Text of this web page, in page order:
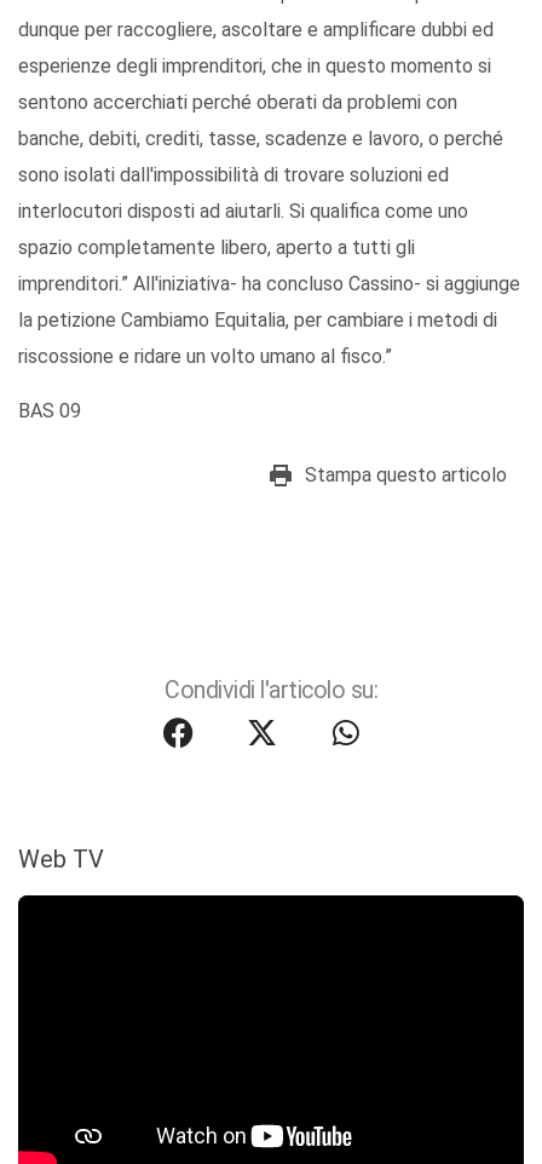
dunque per raccogliere, ascoltare e amplificare dubbi ed
esperienze degli imprenditori, che in questo momento si
sentono accerchiati perché oberati da problemi con
banche, debiti, crediti, tasse, scadenze e lavoro, o perché
sono isolati dall'impossibilità di trovare soluzioni ed
interlocutori disposti ad aiutarli. Si qualifica come uno
spazio completamente libero, aperto a tutti gli
imprenditori.” All'iniziativa- ha concluso Cassino- si aggiunge
la petizione Cambiamo Equitalia, per cambiare i metodi di
riscossione e ridare un volto umano al fisco.”
BAS 09
Stampa questo articolo
Condividi l'articolo su:
Web TV